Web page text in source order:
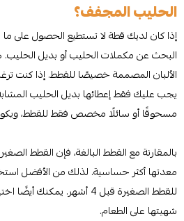
الحليب المجفف؟
إذا كان لديك قطة لا تستطيع الحصول على
البحث عن مكملات الحليب أو بديل
الألبان المصممة خصيصًا للقطط. إذا كنت
يجب عليك فقط إعطائها بديل الحليب
مسحوقًا أو سائلًا مخصص فقط للقطط، ويكون
بالمقارنة مع القطط البالغة، فإن القطط
معدتها أكثر حساسية. لذلك من الأفضل
للقطط الصغيرة قبل 4 أشهر.
شهيتها على الطعام.